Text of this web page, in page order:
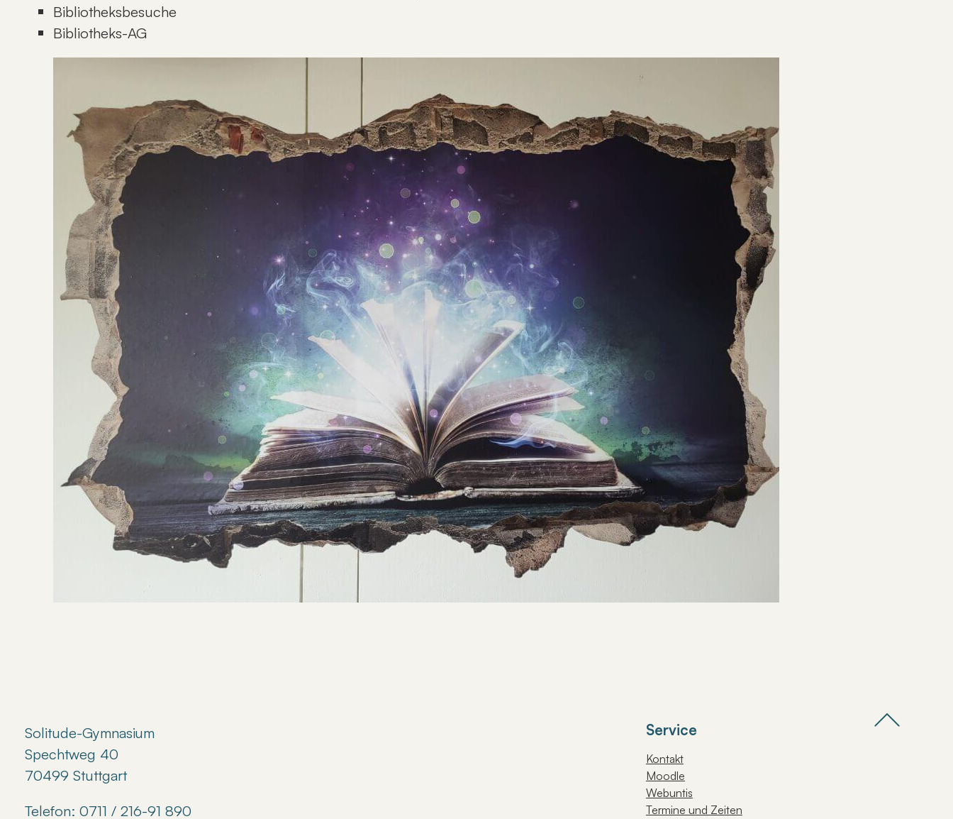
Bibliotheksbesuche
Bibliotheks-AG
Solitude-Gymnasium
Spechtweg 40
70499 Stuttgart
Telefon: 0711 / 216-91 890
Service
Kontakt
Moodle
Webuntis
Termine und Zeiten